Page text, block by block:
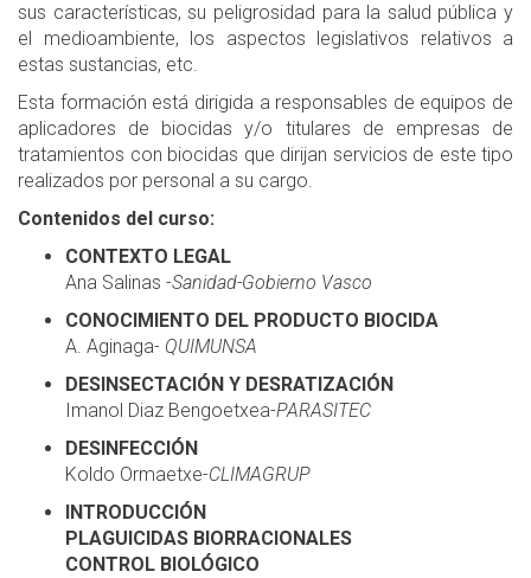
sus características, su peligrosidad para la salud pública y
el medioambiente, los aspectos legislativos relativos a
estas sustancias, etc.
Esta formación está dirigida a responsables de equipos de
aplicadores de biocidas y/o titulares de empresas de
tratamientos con biocidas que dirijan servicios de este tipo
realizados por personal a su cargo.
Contenidos del curso:
CONTEXTO LEGAL
Ana Salinas -Sanidad-Gobierno Vasco
CONOCIMIENTO DEL PRODUCTO BIOCIDA
A. Aginaga- QUIMUNSA
DESINSECTACIÓN Y DESRATIZACIÓN
Imanol Diaz Bengoetxea-PARASITEC
DESINFECCIÓN
Koldo Ormaetxe-CLIMAGRUP
INTRODUCCIÓN
PLAGUICIDAS BIORRACIONALES
CONTROL BIOLÓGICO